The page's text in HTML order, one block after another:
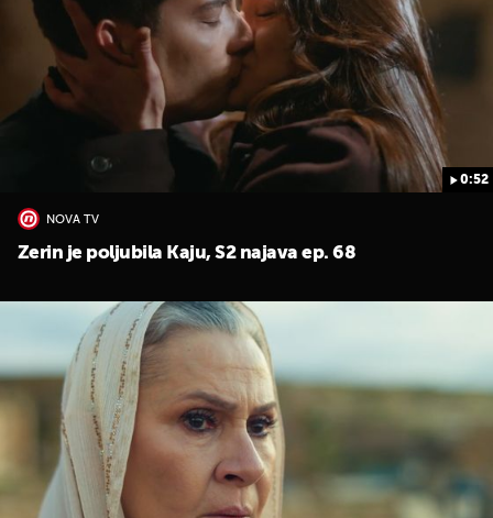
0:52
NOVA TV
Zerin je poljubila Kaju, S2 najava ep. 68